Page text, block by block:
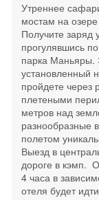
Утреннее
мостам на
Получите заряд
прогулявшись
парка Маньяры.
установленный
пройдете через
плетеными
метров над
разнообразные
полетом
Выезд в
дороге в кэмп.
4 часа в
отеля будет